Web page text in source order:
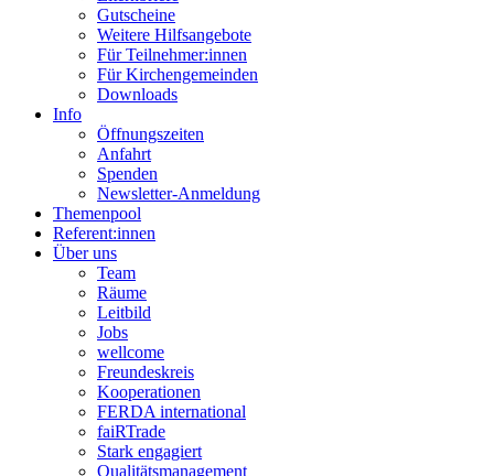
Gutscheine
Weitere Hilfsangebote
Für Teilnehmer:innen
Für Kirchengemeinden
Downloads
Info
Öffnungszeiten
Anfahrt
Spenden
Newsletter-Anmeldung
Themenpool
Referent:innen
Über uns
Team
Räume
Leitbild
Jobs
wellcome
Freundeskreis
Kooperationen
FERDA international
faiRTrade
Stark engagiert
Qualitätsmanagement